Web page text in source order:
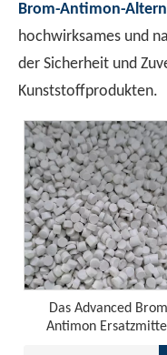
Die Produktion von
Die YINSU-Firma
Brom-Antimon-
hochwirksames und
der Sicherheit und
Kunststoffprodukten.
Das Advanced Brom
Antimon
Master -Stapel für